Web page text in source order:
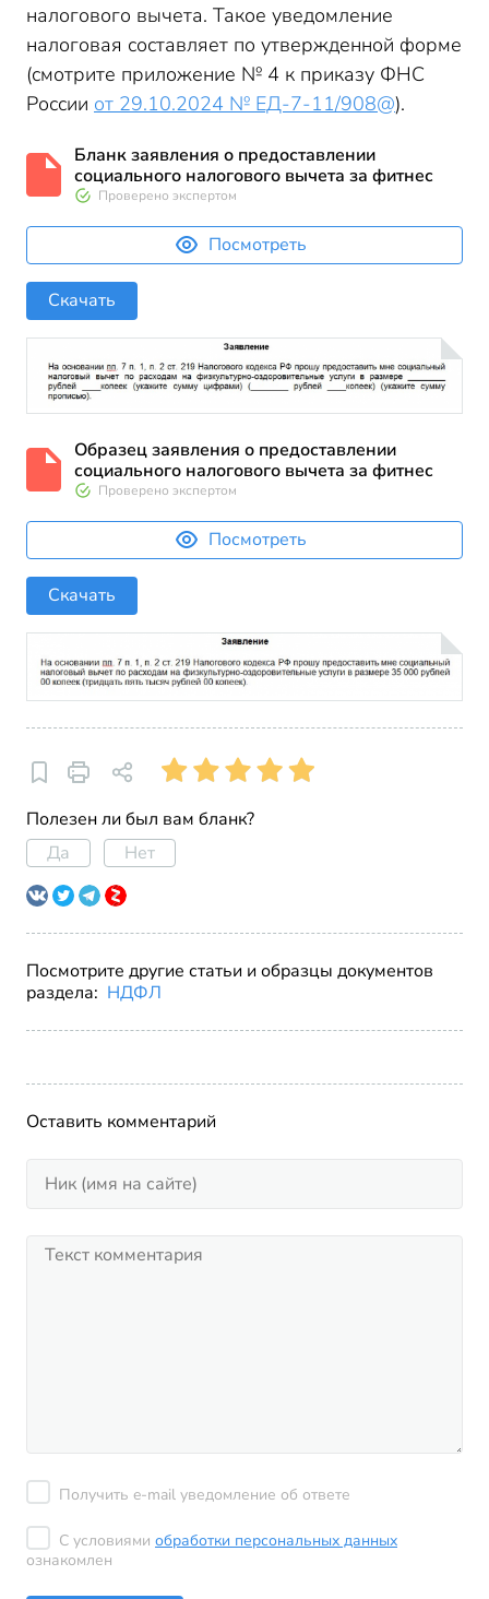
налогового вычета. Такое уведомление
налоговая составляет по утвержденной форме
(смотрите приложение № 4 к приказу ФНС
России от 29.10.2024 № ЕД-7-11/908@).
Бланк заявления о предоставлении
социального налогового вычета за фитнес
Проверено экспертом
Посмотреть
Скачать
Образец заявления о предоставлении
социального налогового вычета за фитнес
Проверено экспертом
Посмотреть
Скачать
Полезен ли был вам бланк?
Да
Нет
Посмотрите другие статьи и образцы документов
раздела: НДФЛ
Оставить комментарий
Получить e-mail уведомление об ответе
С условиями обработки персональных данных
ознакомлен